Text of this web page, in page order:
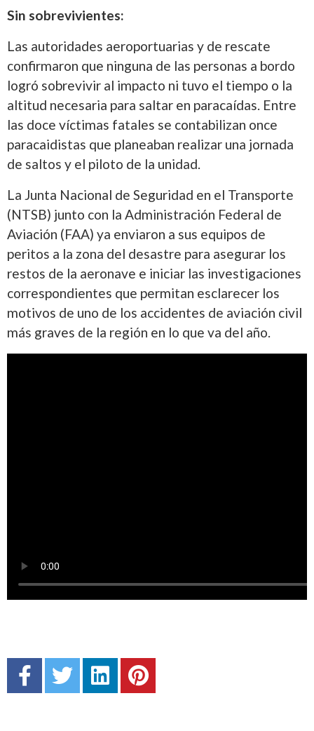
Sin sobrevivientes:
Las autoridades aeroportuarias y de rescate
confirmaron que ninguna de las personas a bordo
logró sobrevivir al impacto ni tuvo el tiempo o la
altitud necesaria para saltar en paracaídas. Entre
las doce víctimas fatales se contabilizan once
paracaidistas que planeaban realizar una jornada
de saltos y el piloto de la unidad.
La Junta Nacional de Seguridad en el Transporte
(NTSB) junto con la Administración Federal de
Aviación (FAA) ya enviaron a sus equipos de
peritos a la zona del desastre para asegurar los
restos de la aeronave e iniciar las investigaciones
correspondientes que permitan esclarecer los
motivos de uno de los accidentes de aviación civil
más graves de la región en lo que va del año.